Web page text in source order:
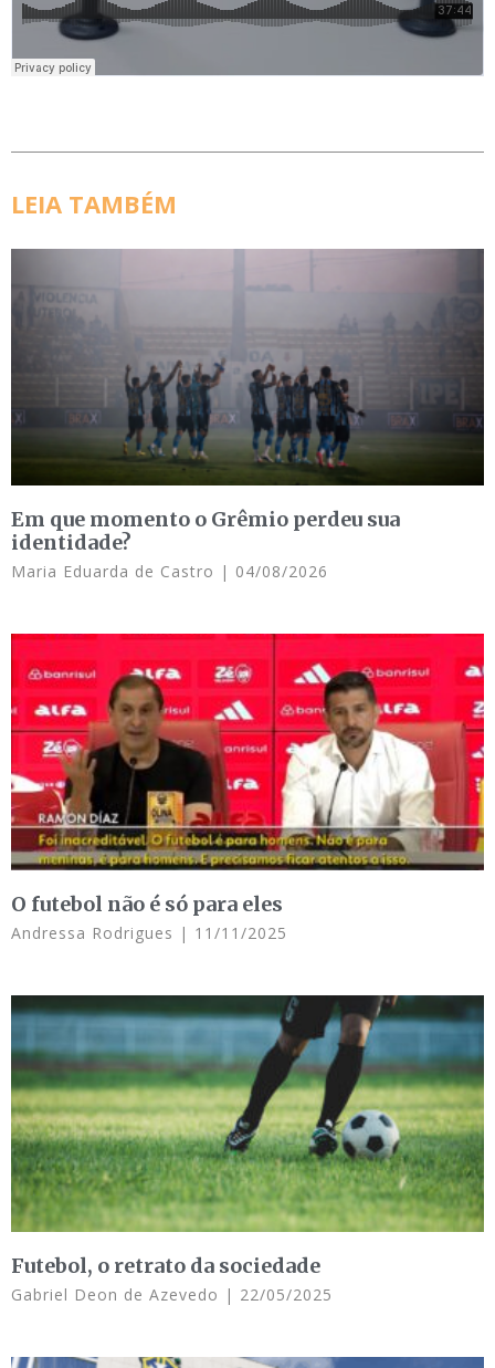
LEIA TAMBÉM
Em que momento o Grêmio perdeu sua
identidade?
Maria Eduarda de Castro 04/08/2026
O futebol não é só para eles
Andressa Rodrigues 11/11/2025
Futebol, o retrato da sociedade
Gabriel Deon de Azevedo 22/05/2025